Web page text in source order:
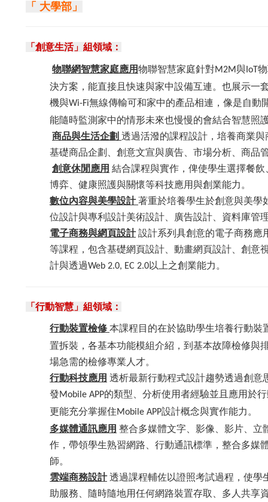
「 大學部」
「創意生活」組領域：
物聯網智慧家庭應用物聯智慧家庭針對M2M與 IoT
決方案，能直接且快速與家中設備互連。也展示一
機與Wi-Fi無線傳輸可和家中的產品相連，像是自動
能隨時監測家中的情形未來也慢慢的會結合智慧照
商品與生活企劃 透過活潑的課程設計，培養商業
基礎商品企劃、創意文宣與廣告、市場分析、商品
創意休閒應用 結合課程與實作，俾使學生選擇餐
博弈、健康照護與關懷等科技應用與創業能力。
數位內容與美學設計著重於培養學生於創意與美學
位設計與專利設計美術設計、廣告設計、資料庫管
電子商務與網頁設計 設計系列具創意的電子商務應
等課程，包含基礎網頁設計、動畫網頁設計、創意
計與透過Web 2.0, EC 2.0以上之創業能力 。
「行動智慧」組領域：
行動裝置檢修 本課程目的在於協助學生培養行動裝
置拆裝，各基本功能模組介紹，到基本故障檢修與
場急需的檢修專業人才。
行動科技應用 透析最新行動程式設計趨勢透過創意
發Mobile APP的類型、分析使用者經驗並且應用於
更能充分掌握住Mobile APP設計概念與實作能力。
多媒體通訊應用 整合多媒體文字、影像、影片、立
作，帶領學生熟習網路、行動通訊標準，整合多媒
師。
雲端商務設計 透過課程輔佐以證照考試過程，使學
助服務、隨時隨地用任何網路裝置存取、多人共享